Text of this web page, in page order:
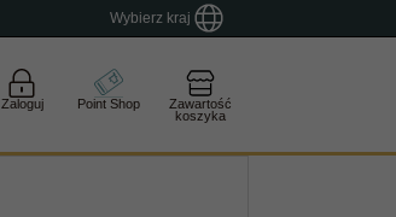
Wybierz kraj
Zaloguj Point Shop
Zawartość
koszyka